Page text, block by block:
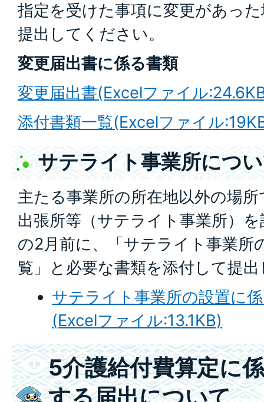
指定を受けた事項に変更があっ
提出してください。
変更届出書に係る書類
変更届出書(Excelファイル
添付書類一覧(Excelファイル
サテライト事業所につ
主たる事業所の所在地以外の場
出張所等（サテライト事業所）
の2月前に、「サテライト事業所
覧」と必要な書類を添付して提
サテライト事業所の設置に
(Excelファイル:13.1KB)
5介護給付費算定に